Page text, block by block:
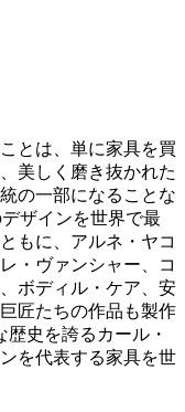
とは、単に家具を買
美しく磨き抜かれた
の一部になることな
ザインを世界で最
もに、アルネ・ヤコ
・ヴァンシャー、コ
ボディル・ケア、安
匠たちの作品も製作
歴史を誇るカール・
を代表する家具を世